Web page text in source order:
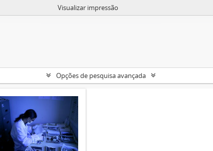
Visualizar impressão
Opções de pesquisa avançada